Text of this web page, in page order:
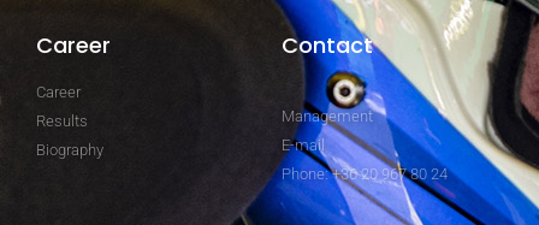
Career
Career
Results
Biography
Contact
Management
E-mail
Phone: +36 20 967 80 24